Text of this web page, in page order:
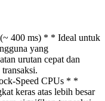
400 ms) * * Ideal untuk
yang
urutan cepat dan
Speed CPUs * *
keras atas lebih besar